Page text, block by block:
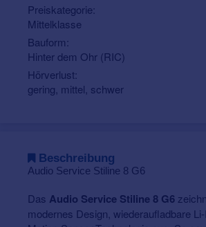
Preiskategorie:
Mittelklasse
Bauform:
Hinter dem Ohr (RIC)
Hörverlust:
gering, mittel, schwer
Beschreibung
Audio Service Stiline 8 G6
Das Audio Service Stiline 8 G6
modernes Design, wiederaufladbare